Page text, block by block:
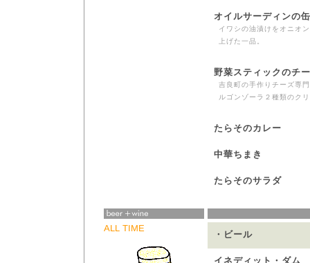
オイルサーディンの
イワシの油漬けをオニオ
上げた一品。
野菜スティックのチ
吉良町の手作りチーズ専
ルゴンゾーラ２種類のク
たらそのカレー
中華ちまき
たらそのサラダ
ALL TIME
・ビール
イネディット・ダム